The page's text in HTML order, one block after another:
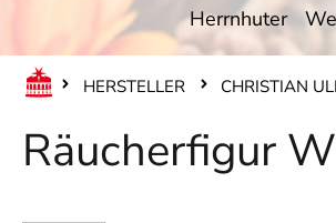
Herrnhuter
HERSTELLER CHRISTIAN
Räucherfigur